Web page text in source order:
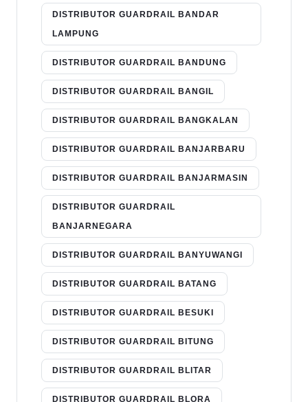
DISTRIBUTOR GUARDRAIL BANDAR
LAMPUNG
DISTRIBUTOR GUARDRAIL BANDUNG
DISTRIBUTOR GUARDRAIL BANGIL
DISTRIBUTOR GUARDRAIL BANGKALAN
DISTRIBUTOR GUARDRAIL BANJARBARU
DISTRIBUTOR GUARDRAIL BANJARMASIN
DISTRIBUTOR GUARDRAIL
BANJARNEGARA
DISTRIBUTOR GUARDRAIL BANYUWANGI
DISTRIBUTOR GUARDRAIL BATANG
DISTRIBUTOR GUARDRAIL BESUKI
DISTRIBUTOR GUARDRAIL BITUNG
DISTRIBUTOR GUARDRAIL BLITAR
DISTRIBUTOR GUARDRAIL BLORA